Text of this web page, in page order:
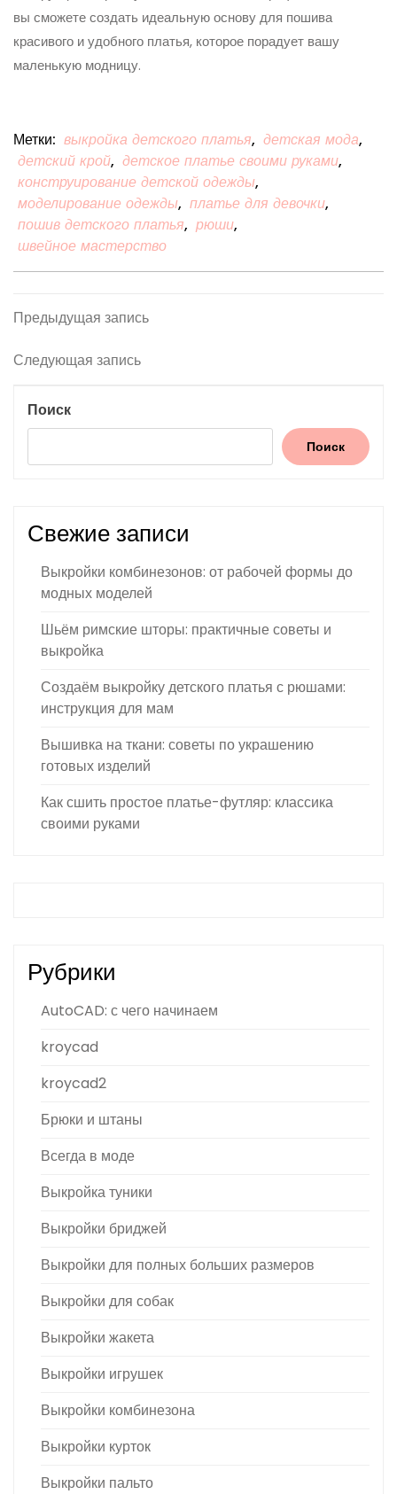
вы сможете создать идеальную основу для пошива
красивого и удобного платья, которое порадует вашу
маленькую модницу.
Метки: выкройка детского платья, детская мода,
детский крой, детское платье своими руками,
конструирование детской одежды,
моделирование одежды, платье для девочки,
пошив детского платья, рюши,
швейное мастерство
Навигация
по
записям
Предыдущая
Предыдущая запись
Следующая
Следующая запись
Поиск
Поиск
Свежие записи
Выкройки комбинезонов: от рабочей формы до
модных моделей
Шьём римские шторы: практичные советы и
выкройка
Создаём выкройку детского платья с рюшами:
инструкция для мам
Вышивка на ткани: советы по украшению
готовых изделий
Как сшить простое платье-футляр: классика
своими руками
Рубрики
AutoCAD: с чего начинаем
kroycad
kroycad2
Брюки и штаны
Всегда в моде
Выкройка туники
Выкройки бриджей
Выкройки для полных больших размеров
Выкройки для собак
Выкройки жакета
Выкройки игрушек
Выкройки комбинезона
Выкройки курток
Выкройки пальто